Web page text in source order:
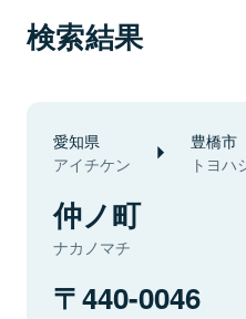
検索結果
愛知県
アイチケン
豊橋市
トヨハ
仲ノ町
ナカノマチ
440-0046